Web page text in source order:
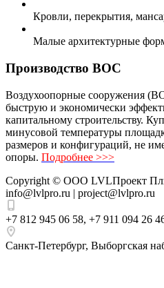
Кровли, перекрытия,
Малые архитектурные
Производство ВОС
Воздухоопорные сооружения
быструю и экономически
капитальному строительству.
минусовой температуры
размеров и конфигураций, не
опоры. Подробнее >>>
Copyright © ООО LVLПроект
info@lvlpro.ru | project@lvlpro.ru
+7 812 945 06 58, +7 911 094 26
Санкт-Петербург, Выборгская